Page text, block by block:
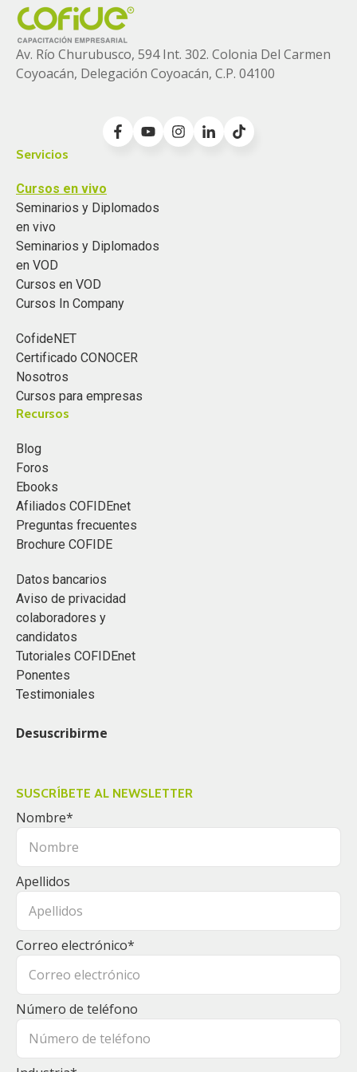
Av. Río Churubusco, 594 Int. 302. Colonia Del Carmen
Coyoacán, Delegación Coyoacán, C.P. 04100
Servicios
Cursos en vivo
Seminarios y Diplomados
en vivo
Seminarios y Diplomados
en VOD
Cursos en VOD
Cursos In Company
CofideNET
Certificado CONOCER
Nosotros
Cursos para empresas
Recursos
Blog
Foros
Ebooks
Afiliados COFIDEnet
Preguntas frecuentes
Brochure COFIDE
Datos bancarios
Aviso de privacidad
colaboradores y
candidatos
Tutoriales COFIDEnet
Ponentes
Testimoniales
Desuscribirme
SUSCRÍBETE AL NEWSLETTER
Nombre*
Apellidos
Correo electrónico*
Número de teléfono